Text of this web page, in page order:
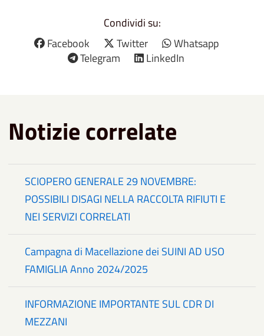
Condividi su:
Facebook
Twitter
Whatsapp
Telegram
LinkedIn
Notizie correlate
SCIOPERO GENERALE 29 NOVEMBRE:
POSSIBILI DISAGI NELLA RACCOLTA RIFIUTI E
NEI SERVIZI CORRELATI
Campagna di Macellazione dei SUINI AD USO
FAMIGLIA Anno 2024/2025
INFORMAZIONE IMPORTANTE SUL CDR DI
MEZZANI